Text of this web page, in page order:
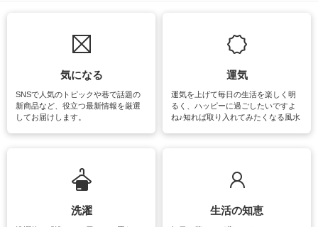
気になる
SNSで人気のトピックや巷で話題の
新商品など、役立つ最新情報を厳選
してお届けします。
運気
運気を上げて毎日の生活を楽しく明
るく、ハッピーに過ごしたいですよ
ね♪知れば取り入れてみたくなる風水
洗濯 生活の知恵